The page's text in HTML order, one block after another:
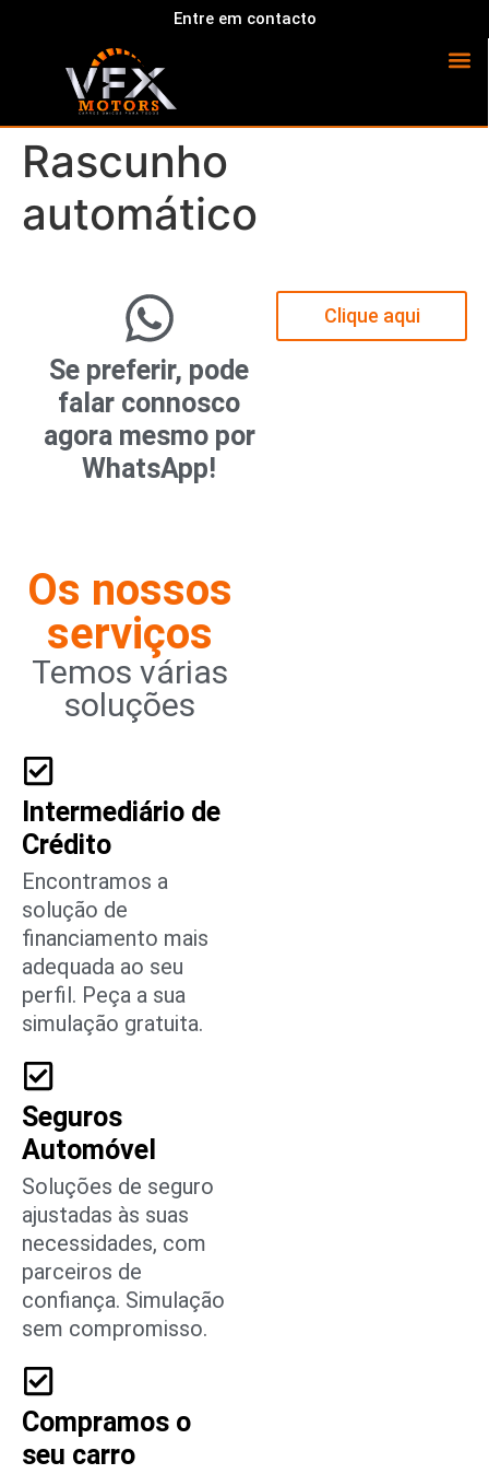
Entre em contacto
Rascunho
automático
Se preferir, pode
falar connosco
agora mesmo por
WhatsApp!
Clique aqui
Os nossos
serviços
Temos várias
soluções
Intermediário de
Crédito
Encontramos a
solução de
financiamento mais
adequada ao seu
perfil. Peça a sua
simulação gratuita.
Seguros
Automóvel
Soluções de seguro
ajustadas às suas
necessidades, com
parceiros de
confiança. Simulação
sem compromisso.
Compramos o
seu carro